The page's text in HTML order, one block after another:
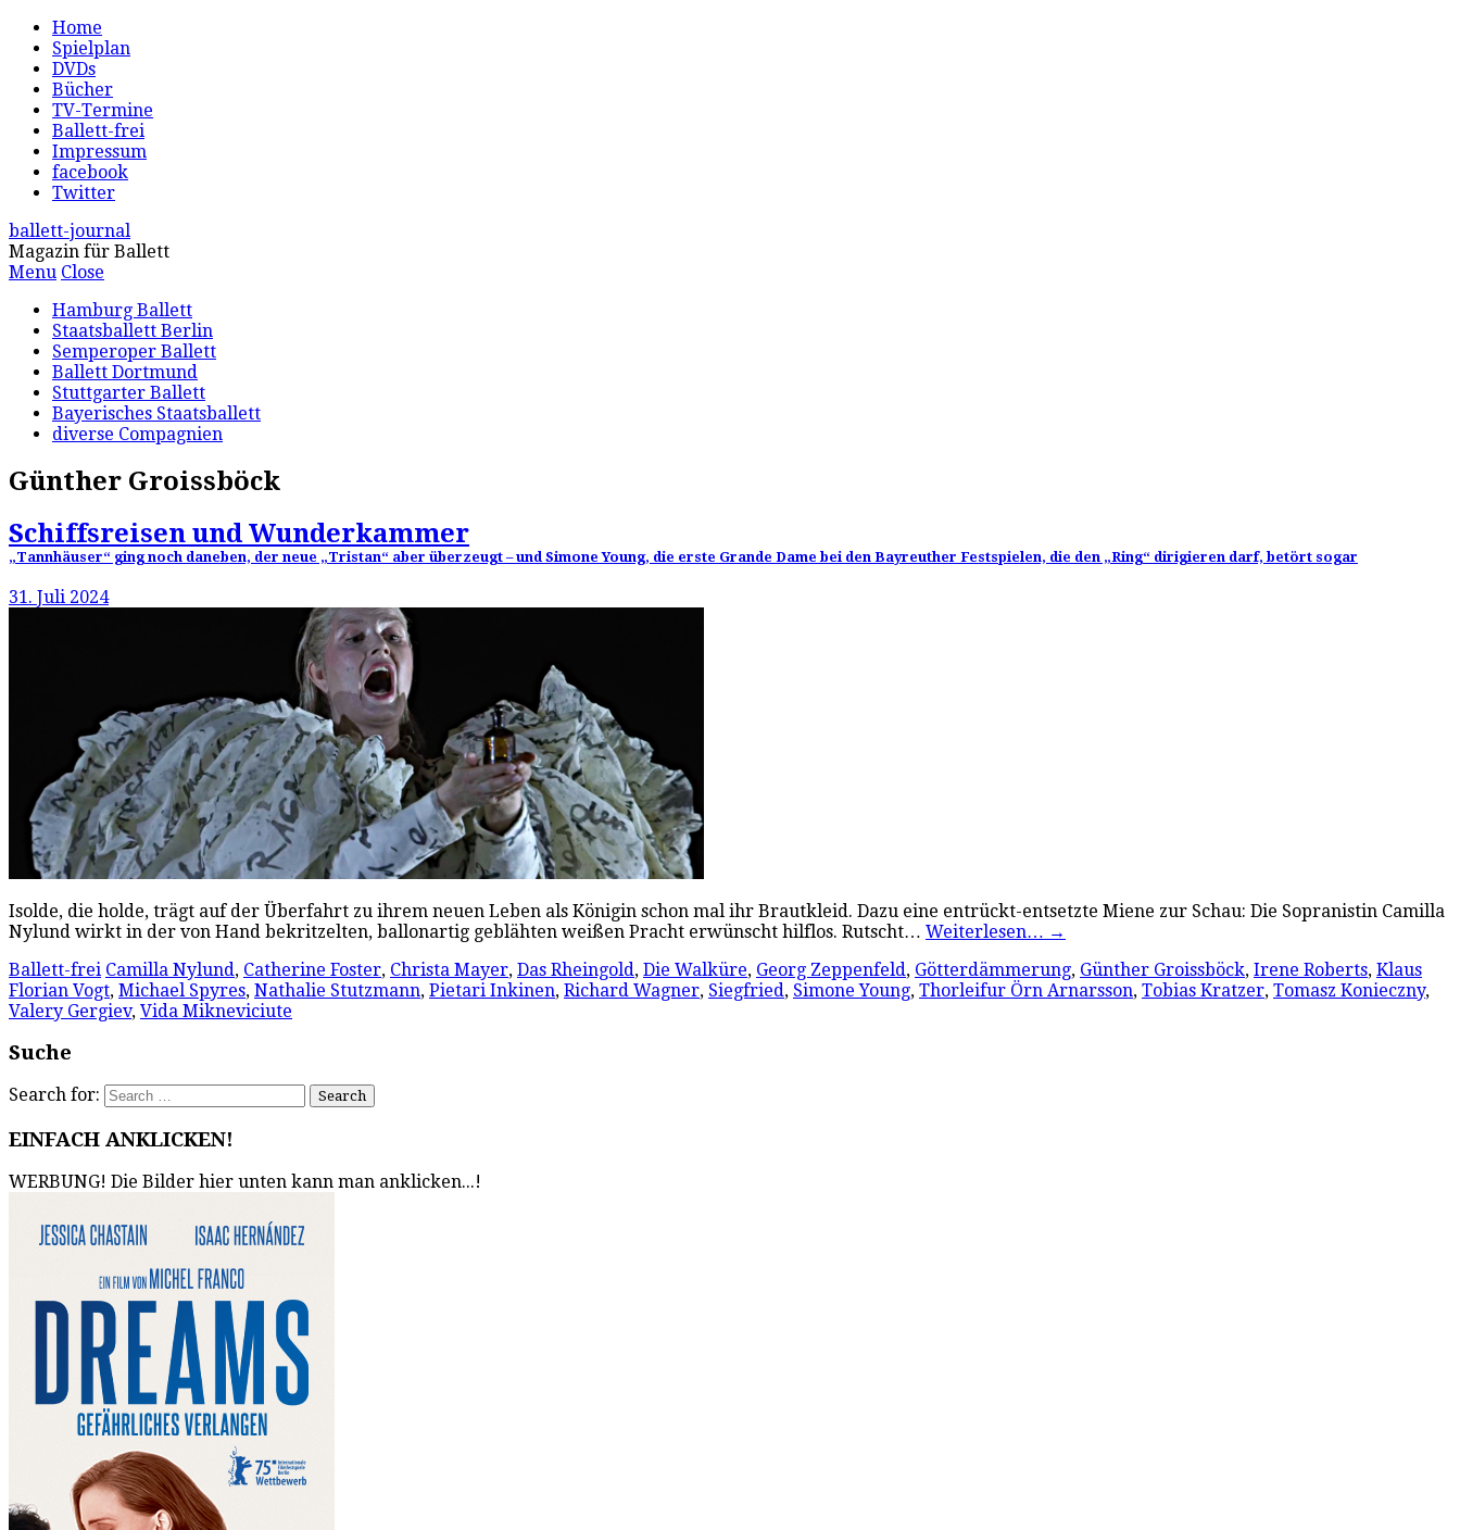
Home
Spielplan
DVDs
Bücher
TV-Termine
Ballett-frei
Impressum
facebook
Twitter
ballett-journal
Magazin für Ballett
Menu Close
Hamburg Ballett
Staatsballett Berlin
Semperoper Ballett
Ballett Dortmund
Stuttgarter Ballett
Bayerisches Staatsballett
diverse Compagnien
Günther Groissböck
Schiffsreisen und Wunderkammer
„Tannhäuser“ ging noch daneben, der neue „Tristan“ aber überzeugt – und Simone Young, die erste Grande Dame bei den Bayreuther Festspielen, die den „Ring“ dirigieren darf, betört sogar
31. Juli 2024
Isolde, die holde, trägt auf der Überfahrt zu ihrem neuen Leben als Königin schon mal ihr Brautkleid. Dazu eine entrückt-entsetzte Miene zur Schau: Die Sopranistin Camilla
Nylund wirkt in der von Hand bekritzelten, ballonartig geblähten weißen Pracht erwünscht hilflos. Rutscht… Weiterlesen… →
Ballett-frei Camilla Nylund, Catherine Foster, Christa Mayer, Das Rheingold, Die Walküre, Georg Zeppenfeld, Götterdämmerung, Günther Groissböck, Irene Roberts, Klaus
Florian Vogt, Michael Spyres, Nathalie Stutzmann, Pietari Inkinen, Richard Wagner, Siegfried, Simone Young, Thorleifur Örn Arnarsson, Tobias Kratzer, Tomasz Konieczny,
Valery Gergiev, Vida Mikneviciute
Suche
Search for:
EINFACH ANKLICKEN!
WERBUNG! Die Bilder hier unten kann man anklicken...!